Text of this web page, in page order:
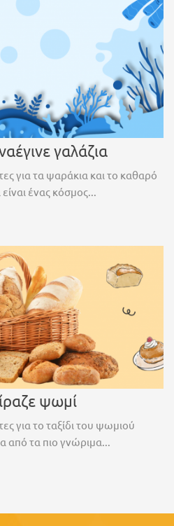
γαλάζια
για τα ψαράκια και το καθαρό
ένας κόσμος...
ψωμί
για το ταξίδι του ψωμιού
από τα πιο γνώριμα...